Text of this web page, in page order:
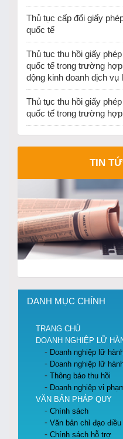
Thủ tục cấp đổi giấy
quốc tế
Thủ tục thu hồi giấy
quốc tế trong trường
động kinh doanh dịch vụ
Thủ tục thu hồi giấy
quốc tế trong trường
TIN
DANH MỤC CHÍNH
TRANG CHỦ
DOANH NGHIỆP LỮ
Doanh nghiệp lữ
Doanh nghiệp lữ
Thông báo thu hồi
Doanh nghiệp vi
VĂN BẢN PHÁP QUY
Chính sách
Văn bản chỉ đạo điều
Chính sách hỗ trợ